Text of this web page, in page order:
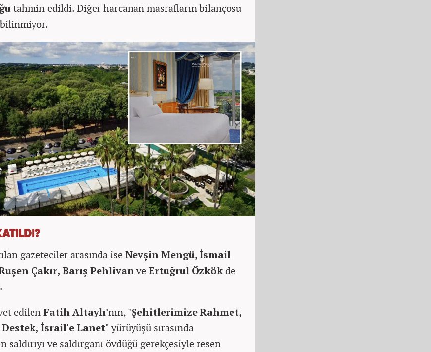
tahmin edildi. Diğer harcanan masrafların bilançosu
gazeteciler arasında ise Nevşin Mengü, İsmail
Çakır, Barış Pehlivanve Ertuğrul Özkökde
edilenFatih Altaylı’nın, "Şehitlerimize Rahmet,
İsrail'e Lanet" yürüyüşü sırasında
saldırıyı ve saldırganı övdüğü gerekçesiyle resen